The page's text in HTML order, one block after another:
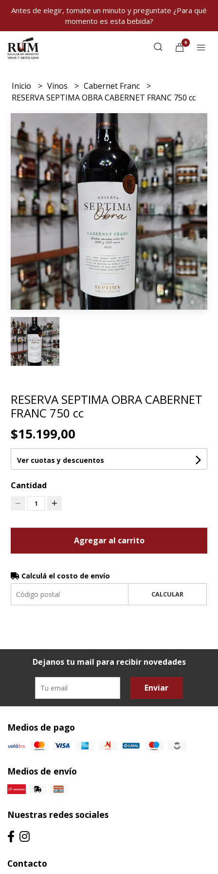
Antes de elegir, tomate un minuto y preguntate ¿Para qué
momento es esta bebida?
0
Inicio Vinos
Cabernet Franc
RESERVA SEPTIMA OBRA CABERNET FRANC 750 cc
RESERVA SEPTIMA OBRA CABERNET
FRANC 750 cc
$15.199,00
Ver cuotas y descuentos
Cantidad
1
Agregar al carrito
Calculá el costo de envío
CALCULAR
Dejanos tu mail para recibir novedades
Enviar
Medios de pago
Medios de envío
Nuestras redes sociales
Contacto